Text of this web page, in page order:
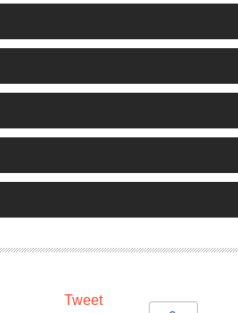
Tweet